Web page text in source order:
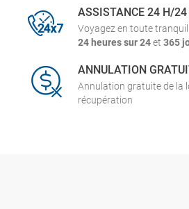
ASSISTANCE 24 H/24
Voyagez en toute
24 heures sur 24et 365
ANNULATION
Annulation gratuite de la
récupération